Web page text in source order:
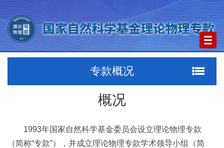
专款概况
概况
1993年国家自然科学基金委员会设立理论物理专款
（简称“专款”），并成立理论物理专款学术领导小组（简